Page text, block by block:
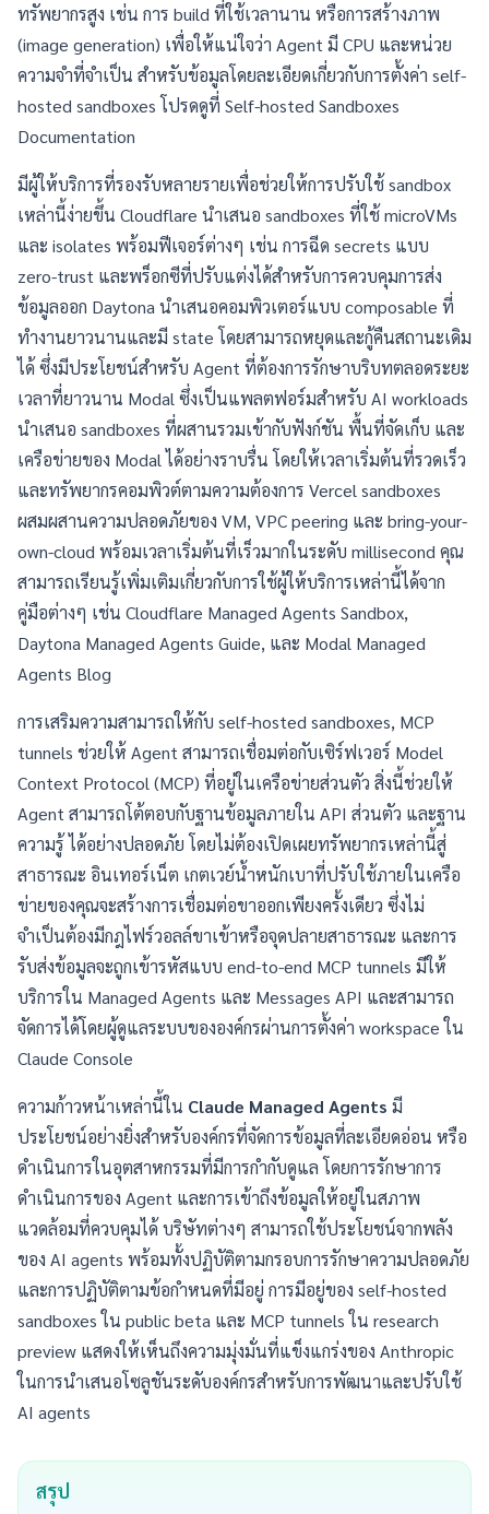
ทรัพยากรสูง เช่น การ build ที่ใช้เวลานาน หรือการสร้างภาพ
(image generation) เพื่อให้แน่ใจว่า Agent มี CPU และหน่วย
ความจำที่จำเป็น สำหรับข้อมูลโดยละเอียดเกี่ยวกับการตั้งค่า self-
hosted sandboxes โปรดดูที่ Self-hosted Sandboxes
Documentation
มีผู้ให้บริการที่รองรับหลายรายเพื่อช่วยให้การปรับใช้ sandbox
เหล่านี้ง่ายขึ้น Cloudflare นำเสนอ sandboxes ที่ใช้ microVMs
และ isolates พร้อมฟีเจอร์ต่างๆ เช่น การฉีด secrets แบบ
zero-trust และพร็อกซีที่ปรับแต่งได้สำหรับการควบคุมการส่ง
ข้อมูลออก Daytona นำเสนอคอมพิวเตอร์แบบ composable ที่
ทำงานยาวนานและมี state โดยสามารถหยุดและกู้คืนสถานะเดิม
ได้ ซึ่งมีประโยชน์สำหรับ Agent ที่ต้องการรักษาบริบทตลอดระยะ
เวลาที่ยาวนาน Modal ซึ่งเป็นแพลตฟอร์มสำหรับ AI workloads
นำเสนอ sandboxes ที่ผสานรวมเข้ากับฟังก์ชัน พื้นที่จัดเก็บ และ
เครือข่ายของ Modal ได้อย่างราบรื่น โดยให้เวลาเริ่มต้นที่รวดเร็ว
และทรัพยากรคอมพิวต์ตามความต้องการ Vercel sandboxes
ผสมผสานความปลอดภัยของ VM, VPC peering และ bring-your-
own-cloud พร้อมเวลาเริ่มต้นที่เร็วมากในระดับ millisecond คุณ
สามารถเรียนรู้เพิ่มเติมเกี่ยวกับการใช้ผู้ให้บริการเหล่านี้ได้จาก
คู่มือต่างๆ เช่น Cloudflare Managed Agents Sandbox,
Daytona Managed Agents Guide, และ Modal Managed
Agents Blog
การเสริมความสามารถให้กับ self-hosted sandboxes, MCP
tunnels ช่วยให้ Agent สามารถเชื่อมต่อกับเซิร์ฟเวอร์ Model
Context Protocol (MCP) ที่อยู่ในเครือข่ายส่วนตัว สิ่งนี้ช่วยให้
Agent สามารถโต้ตอบกับฐานข้อมูลภายใน API ส่วนตัว และฐาน
ความรู้ ได้อย่างปลอดภัย โดยไม่ต้องเปิดเผยทรัพยากรเหล่านี้สู่
สาธารณะ อินเทอร์เน็ต เกตเวย์น้ำหนักเบาที่ปรับใช้ภายในเครือ
ข่ายของคุณจะสร้างการเชื่อมต่อขาออกเพียงครั้งเดียว ซึ่งไม่
จำเป็นต้องมีกฎไฟร์วอลล์ขาเข้าหรือจุดปลายสาธารณะ และการ
รับส่งข้อมูลจะถูกเข้ารหัสแบบ end-to-end MCP tunnels มีให้
บริการใน Managed Agents และ Messages API และสามารถ
จัดการได้โดยผู้ดูแลระบบขององค์กรผ่านการตั้งค่า workspace ใน
Claude Console
ความก้าวหน้าเหล่านี้ใน Claude Managed Agents มี
ประโยชน์อย่างยิ่งสำหรับองค์กรที่จัดการข้อมูลที่ละเอียดอ่อน หรือ
ดำเนินการในอุตสาหกรรมที่มีการกำกับดูแล โดยการรักษาการ
ดำเนินการของ Agent และการเข้าถึงข้อมูลให้อยู่ในสภาพ
แวดล้อมที่ควบคุมได้ บริษัทต่างๆ สามารถใช้ประโยชน์จากพลัง
ของ AI agents พร้อมทั้งปฏิบัติตามกรอบการรักษาความปลอดภัย
และการปฏิบัติตามข้อกำหนดที่มีอยู่ การมีอยู่ของ self-hosted
sandboxes ใน public beta และ MCP tunnels ใน research
preview แสดงให้เห็นถึงความมุ่งมั่นที่แข็งแกร่งของ Anthropic
ในการนำเสนอโซลูชันระดับองค์กรสำหรับการพัฒนาและปรับใช้
AI agents
สรุป